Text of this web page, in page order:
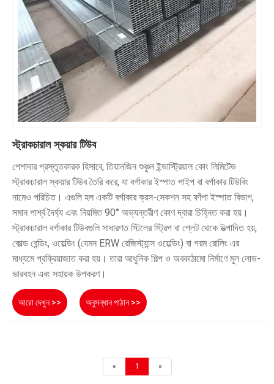
স্ট্রাকচারাল স্কয়ার টিউব
পেশাদার প্রস্তুতকারক হিসাবে, তিয়ানজিন শুঞ্চুন ইন্ডাস্ট্রিয়াল কোং লিমিটেড
স্ট্রাকচারাল স্কয়ার টিউব তৈরি করে, যা বর্গাকার ইস্পাত পাইপ বা বর্গাকার টিউবিং
নামেও পরিচিত। এগুলি হল একটি বর্গাকার ক্রস-সেকশন সহ ফাঁপা ইস্পাত বিভাগ,
সমান পার্শ্ব দৈর্ঘ্য এবং নিয়মিত 90° অভ্যন্তরীণ কোণ দ্বারা চিহ্নিত করা হয়।
স্ট্রাকচারাল বর্গাকার টিউবগুলি সাধারণত স্টিলের স্ট্রিপ বা প্লেট থেকে উত্পাদিত হয়,
কোল্ড বেন্ডিং, ওয়েল্ডিং (যেমন ERW রেজিস্ট্যান্স ওয়েল্ডিং) বা গরম রোলিং এর
মাধ্যমে প্রক্রিয়াজাত করা হয়। তারা আধুনিক শিল্প ও অবকাঠামো নির্মাণে মূল লোড-
ভারবহন এবং সহায়ক উপকরণ।
আরো দেখুন >> অনুসন্ধান পাঠান >>
« 1 »